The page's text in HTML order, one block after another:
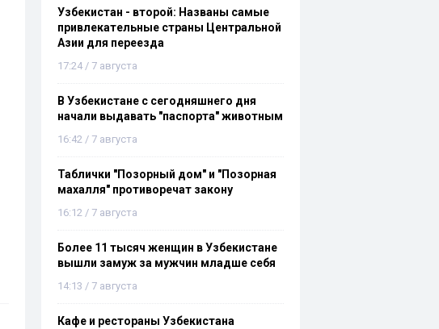
Узбекистан - второй: Названы самые
привлекательные страны Центральной
Азии для переезда
17:24 / 7 августа
В Узбекистане с сегодняшнего дня
начали выдавать "паспорта" животным
16:42 / 7 августа
Таблички "Позорный дом" и "Позорная
махалля" противоречат закону
16:12 / 7 августа
Более 11 тысяч женщин в Узбекистане
вышли замуж за мужчин младше себя
14:13 / 7 августа
Кафе и рестораны Узбекистана